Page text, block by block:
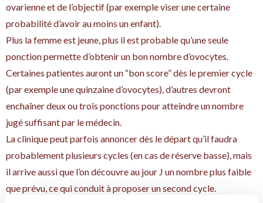
ovarienne et de l’objectif (par exemple viser une certaine
probabilité d’avoir au moins un enfant).
Plus la femme est jeune, plus il est probable qu’une seule
ponction permette d’obtenir un bon nombre d’ovocytes.
Certaines patientes auront un “bon score” dès le premier cycle
(par exemple une quinzaine d’ovocytes), d’autres devront
enchaîner deux ou trois ponctions pour atteindre un nombre
jugé suffisant par le médecin.
La clinique peut parfois annoncer dès le départ qu’il faudra
probablement plusieurs cycles (en cas de réserve basse), mais
il arrive aussi que l’on découvre au jour J un nombre plus faible
que prévu, ce qui conduit à proposer un second cycle.